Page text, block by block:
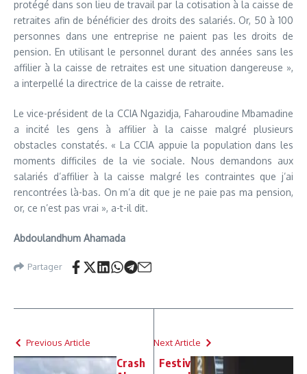
protégé dans son lieu de travail par la cotisation à la caisse de
retraites afin de bénéficier des droits des salariés. Or, 50 à 100
personnes dans une entreprise ne paient pas les droits de
pension. En utilisant le personnel durant des années sans les
affilier à la caisse de retraites est une situation dangereuse »,
a interpellé la directrice de la caisse de retraite.
Le vice-président de la CCIA Ngazidja, Faharoudine Mbamadine
a incité les gens à affilier à la caisse malgré plusieurs
obstacles constatés. « La CCIA appuie la population dans les
moments difficiles de la vie sociale. Nous demandons aux
salariés d’affilier à la caisse malgré les contraintes que j’ai
rencontrées là-bas. On m’a dit que je ne paie pas ma pension,
or, ce n’est pas vrai », a-t-il dit.
Abdoulandhum Ahamada
Partager
Previous Article
Crash
Next Article
Festiv